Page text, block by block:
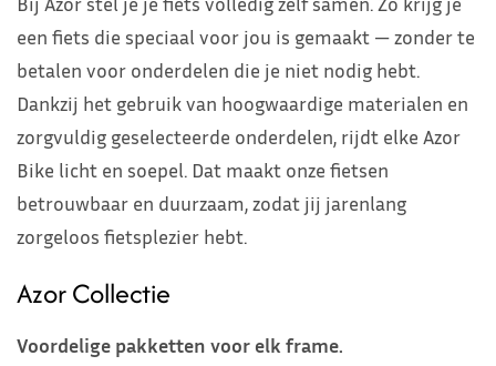
een fiets die speciaal voor jou is gemaakt — zonder te
betalen voor onderdelen die je niet nodig hebt.
Dankzij het gebruik van hoogwaardige materialen en
zorgvuldig geselecteerde onderdelen, rijdt elke Azor
Bike licht en soepel. Dat maakt onze fietsen
betrouwbaar en duurzaam, zodat jij jarenlang
zorgeloos fietsplezier hebt.
Azor Collectie
Voordelige pakketten voor elk frame.